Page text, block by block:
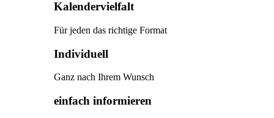
Kalendervielfalt
Für jeden das richtige Format
Individuell
Ganz nach Ihrem Wunsch
einfach informieren